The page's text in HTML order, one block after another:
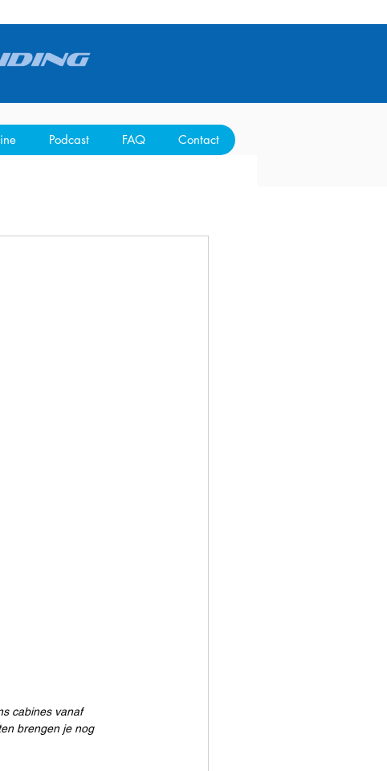
Podcast FAQ Contact
cabines vanaf
brengen je nog